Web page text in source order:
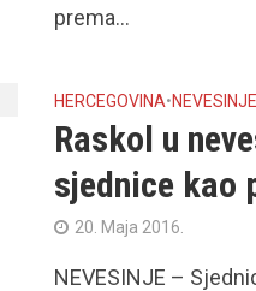
prema...
HERCEGOVINA• NEVESINJE
Raskol u
sjednice kao
20. Maja 2016.
NEVESINJE –